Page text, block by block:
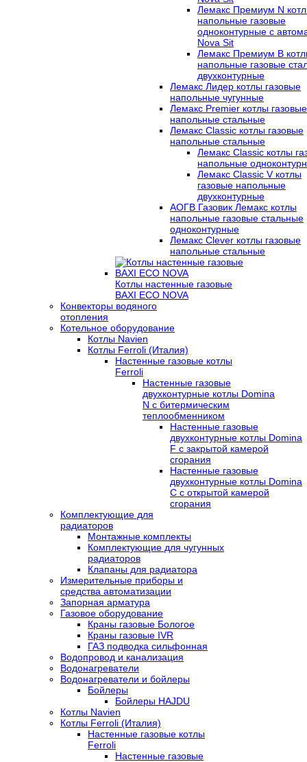
Лемакс Премиум N
напольные газовые
одноконтурные c
Nova Sit
Лемакс Премиум B
напольные газовые
двухконтурные
Лемакс Лидер котлы газовые
напольные чугунные
Лемакс Premier котлы газовые
напольные стальные
Лемакс Classic котлы газовые
напольные стальные
Лемакс Classic котлы
напольные
Лемакс Classic V котлы
газовые напольные
двухконтурные
АОГВ Газовик Лемакс котлы
напольные газовые стальные
одноконтурные
Лемакс Clever котлы газовые
напольные стальные
Котлы настенные газовые
BAXI ECO NOVA
Конвекторы водяного
отопления
Котельное оборудование
Котлы Navien
Котлы Ferroli (Италия)
Настенные газовые котлы
Ferroli
Настенные газовые
двухконтурные котлы Domina
N с битермическим
теплообменником
Настенные газовые
двухконтурные котлы Domina
F с закрытой камерой
сгорания
Настенные газовые
двухконтурные котлы Domina
C с открытой камерой
сгорания
Комплектующие для
радиаторов
Монтажные комплекты
Комплектующие для чугунных
радиаторов
Клапаны для радиатора
Измерительные приборы и
средства автоматизации
Запорная арматура
Газовое оборудование
Краны газовые Бологое
Краны газовые IVR
ГАЗ подводка сильфонная
Водопровод и канализация
Водонагреватели
Водонагреватели и бойлеры
Бойлеры
Бойлеры HAJDU
Котлы Navien
Котлы Ferroli (Италия)
Настенные газовые котлы
Ferroli
Настенные газовые